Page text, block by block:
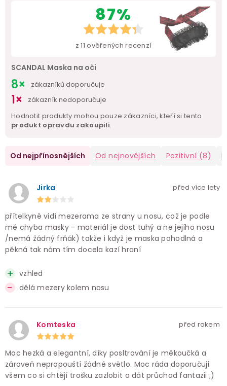
87%
z11 ověřených recenzí
SCANDAL Maska na oči
8× zákazníků doporučuje
1×
zákazník nedoporučuje
Hodnotit produkty mohou pouze zákazníci, kteří si tento
produkt opravdu zakoupili.
Od nejpřínosnějších Od nejnovějších Pozitivní (8)
Jirka před více lety
přítelkyně vidí mezerama ze strany u nosu, což je podle
mě chyba masky - materiál je dost tuhý a ne jejího nosu
/nemá žádný frňák) takže i když je maska pohodlná a
pěkná tak nám tím docela kazí hraní
vzhled
dělá mezery kolem nosu
Komteska před rokem
Moc hezká a elegantní, díky posltrování je měkoučká a
zároveň nepropouští žádné světlo. Moc ráda doporučuji
všem co si chtějí trošku zazlobit a dát průchod fantazii ;)